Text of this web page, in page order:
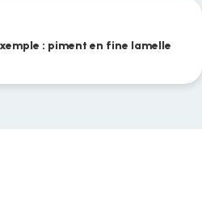
: piment en fine lamelle